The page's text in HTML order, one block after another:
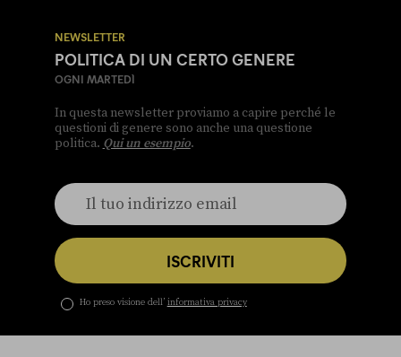
NEWSLETTER
POLITICA DI UN CERTO GENERE
OGNI MARTEDÌ
In questa newsletter proviamo a capire perché le
questioni di genere sono anche una questione
politica. Qui un esempio.
ISCRIVITI
Ho preso visione dell’ informativa privacy